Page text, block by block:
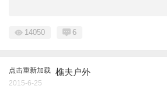
14050 6
点击重新加载 樵夫户外
2015-6-25